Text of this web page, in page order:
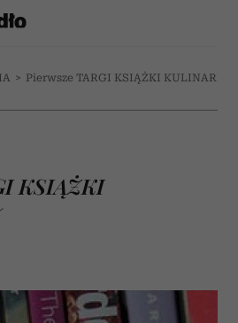
> Pierwsze TARGI KSIĄŻKI KULINARNEJ
KSIĄŻKI